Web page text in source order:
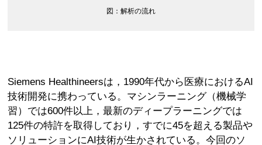
図：解析の流れ
Siemens Healthineersは，1990年代から医療におけるAI
技術開発に携わっている。マシンラーニング（機械学
習）では600件以上，最新のディープラーニングでは
125件の特許を取得しており，すでに45を超える製品や
ソリューションにAI技術が生かされている。今回のソ